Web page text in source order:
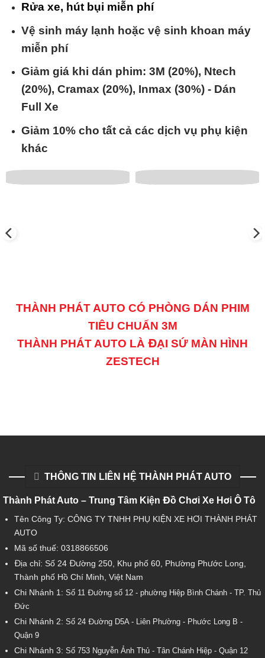
Rửa xe, hút bụi miễn phí
Vệ sinh máy lạnh hoặc vệ sinh khoan máy
miễn phí
Giảm giá khi dán phim: 3M (20%), Ntech
(20%), Cramax (20%), Inmax (30%) - Dán
Full Xe
Giảm 10% cho tất cả các dịch vụ phụ kiện
khác
THÀNH PHÁT AUTO CÓ PHÒNG DÁN PHIM
TIÊU CHUẨN 3M
THÀNH PHÁT AUTO LÀ ĐẠI SỨ MÀN HÌNH
ZESTECH
THÔNG TIN LIÊN HỆ THÀNH PHÁT AUTO
Thành Phát Auto – Trung Tâm Kiện Đồ Chơi Xe Hơi Ô Tô
Tên Công Ty: CÔNG TY TNHH PHỤ KIỆN XE HƠI THÀNH PHÁT
AUTO
Mã số thuế: 0318866506
Địa chỉ: Số 24 Đường 250, Khu phố 60, Phường Phước Long,
Thành phố Hồ Chí Minh, Việt Nam
Chi Nhánh 1: Số 11 Đường số 12 - phường Hiệp Bình Chánh - TP. Thủ
Đức
Chi Nhánh 2: Số 24 Đường D5A - Liên Phường - Phước Long B -
Quận 9
Chi Nhánh 3: Số 753Nguyễn Ảnh Thủ - Tân Chánh Hiệp - Quận 12